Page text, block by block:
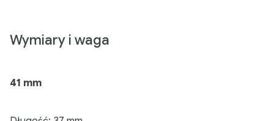
Wymiary i waga
41 mm